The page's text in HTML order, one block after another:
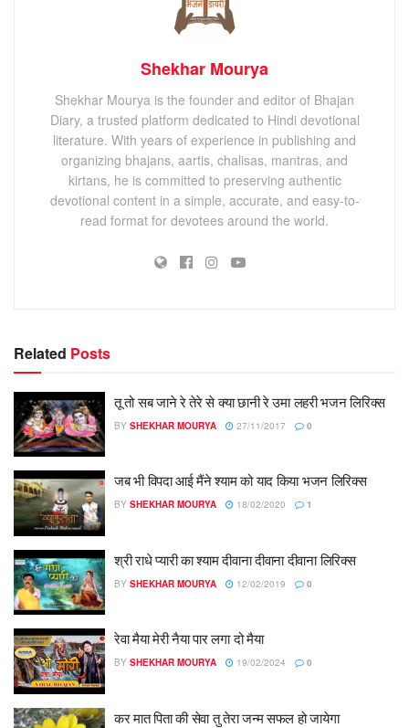
Shekhar Mourya
Shekhar Mourya is the founder and editor of Bhajan
Diary, a trusted platform dedicated to Hindi devotional
literature. With years of experience in publishing and
organizing bhajans, aartis, chalisas, mantras, and
kirtans, he is committed to preserving authentic
devotional content in a simple, accurate, and easy-to-
read format for devotees around the world.
Related Posts
तू तो सब जाने रे तेरे से क्या छानी रे उमा लहरी भजन लिरिक्स
BY SHEKHAR MOURYA 27/11/2017 0
जब भी विपदा आई मैंने श्याम को याद किया भजन लिरिक्स
BY SHEKHAR MOURYA 18/02/2020 1
श्री राधे प्यारी का श्याम दीवाना दीवाना दीवाना लिरिक्स
BY SHEKHAR MOURYA 12/02/2019 0
रेवा मैया मेरी नैया पार लगा दो मैया
BY SHEKHAR MOURYA 19/02/2024 0
कर मात पिता की सेवा तु तेरा जन्म सफल हो जायेगा